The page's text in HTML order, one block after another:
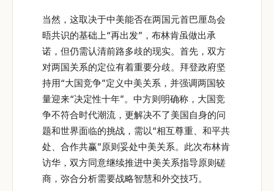
当然，这取决于中美能否在两国元首巴厘岛会
晤共识的基础上“再出发”，布林肯虽做出承
诺，但仍需认清前路多歧的现实。首先，双方
对两国关系的定位有着重要分歧。拜登政府坚
持用“大国竞争”定义中美关系，并强调两国较
量迎来“决定性十年”。中方则明确称，大国竞
争不符合时代潮流，更解决不了美国自身的问
题和世界面临的挑战，需以“相互尊重、和平共
处、合作共赢”原则妥处中美关系。此次布林肯
访华，双方同意继续推进中美关系指导原则磋
商，弥合分析需要战略智慧和外交技巧。